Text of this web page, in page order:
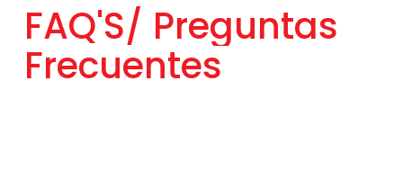
FAQ'S/ Preguntas
Frecuentes